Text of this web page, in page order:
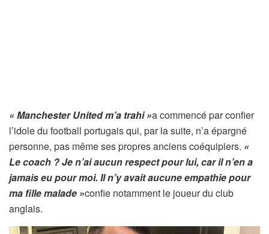
« Manchester United m’a trahi »a commencé par confier
l’idole du football portugais qui, par la suite, n’a épargné
personne, pas même ses propres anciens coéquipiers. «
Le coach ? Je n’ai aucun respect pour lui, car il n’en a
jamais eu pour moi. Il n’y avait aucune empathie pour
ma fille malade »confie notamment le joueur du club
anglais.